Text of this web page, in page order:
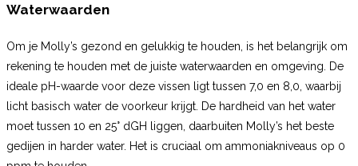
Waterwaarden
Om je Molly’s gezond en gelukkig te houden, is het belangrijk om
rekening te houden met de juiste waterwaarden en omgeving. De
ideale pH-waarde voor deze vissen ligt tussen 7,0 en 8,0, waarbij
licht basisch water de voorkeur krijgt. De hardheid van het water
moet tussen 10 en 25° dGH liggen, daarbuiten Molly’s het beste
gedijen in harder water. Het is cruciaal om ammoniakniveaus op 0